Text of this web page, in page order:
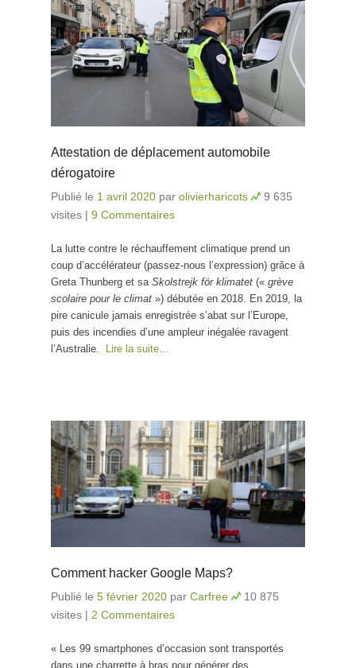
Attestation de déplacement automobile
dérogatoire
Publié le 1 avril 2020 par olivierharicots
9 635
visites | 9 Commentaires
La lutte contre le réchauffement climatique prend un
coup d’accélérateur (passez-nous l’expression) grâce à
Greta Thunberg et sa Skolstrejk för klimatet (« grève
scolaire pour le climat ») débutée en 2018. En 2019, la
pire canicule jamais enregistrée s’abat sur l’Europe,
puis des incendies d’une ampleur inégalée ravagent
l’Australie. Lire la suite…
Comment hacker Google Maps?
Publié le 5 février 2020 par Carfree
10 875
visites | 2 Commentaires
« Les 99 smartphones d’occasion sont transportés
dans une charrette à bras pour générer des